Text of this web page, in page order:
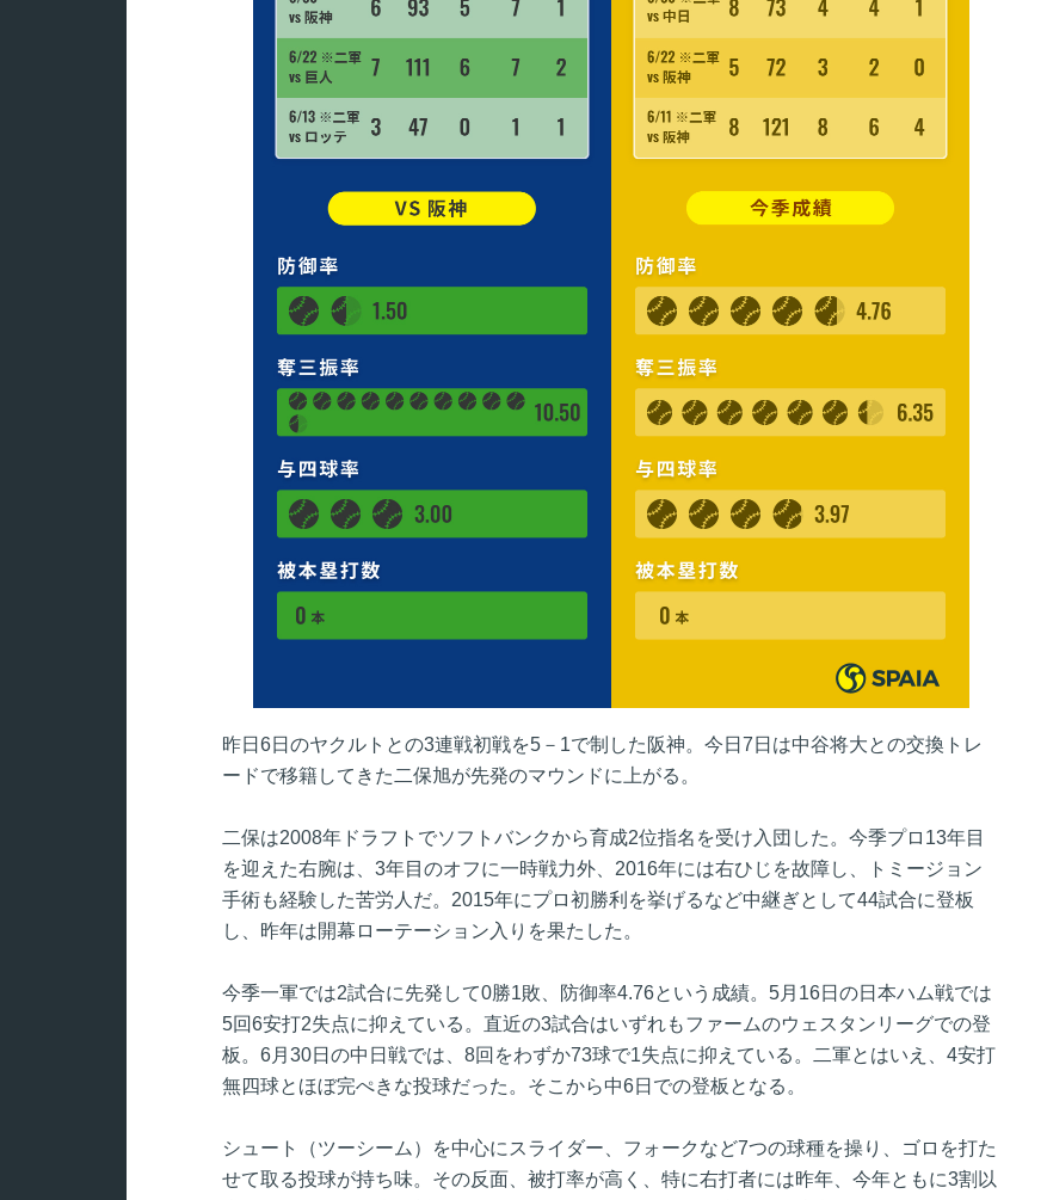
昨日6日のヤクルトとの3連戦初戦を5－1で制した阪神。今日7日は中谷将大との交換トレ
ードで移籍してきた二保旭が先発のマウンドに上がる。
二保は2008年ドラフトでソフトバンクから育成2位指名を受け入団した。今季プロ13年目
を迎えた右腕は、3年目のオフに一時戦力外、2016年には右ひじを故障し、トミージョン
手術も経験した苦労人だ。2015年にプロ初勝利を挙げるなど中継ぎとして44試合に登板
し、昨年は開幕ローテーション入りを果たした。
今季一軍では2試合に先発して0勝1敗、防御率4.76という成績。5月16日の日本ハム戦では
5回6安打2失点に抑えている。直近の3試合はいずれもファームのウェスタンリーグでの登
板。6月30日の中日戦では、8回をわずか73球で1失点に抑えている。二軍とはいえ、4安打
無四球とほぼ完ぺきな投球だった。そこから中6日での登板となる。
シュート（ツーシーム）を中心にスライダー、フォークなど7つの球種を操り、ゴロを打た
せて取る投球が持ち味。その反面、被打率が高く、特に右打者には昨年、今年ともに3割以